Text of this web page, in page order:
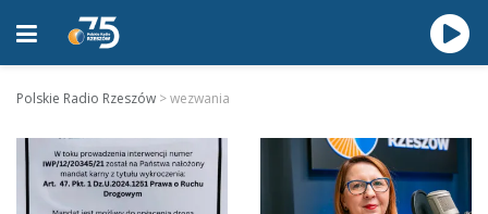
Polskie Radio Rzeszów >wezwania